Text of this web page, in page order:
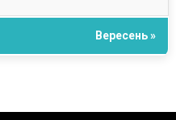
Вересень »